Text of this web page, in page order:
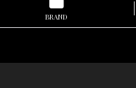
BRAND